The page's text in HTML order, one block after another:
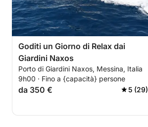
Goditi un Giorno di Relax dai
Giardini Naxos
Porto di Giardini Naxos, Messina, Italia
9h00 · Fino a {capacità} persone
da 350 € 5 (29)